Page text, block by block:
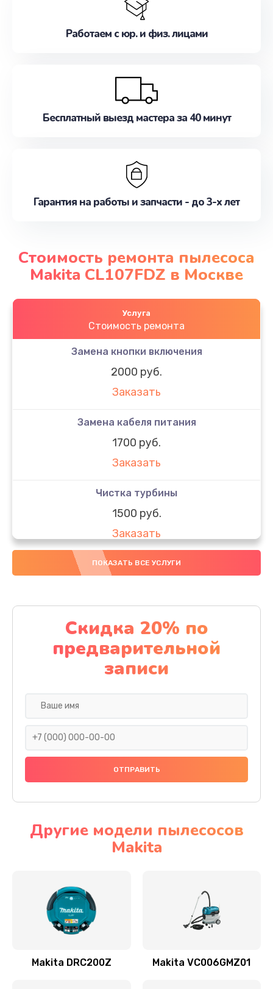
Работаем с юр. и физ. лицами
Бесплатный выезд мастера за 40 минут
Гарантия на работы и запчасти - до 3-х лет
Стоимость ремонта пылесоса
Makita CL107FDZ в Москве
Услуга
Стоимость ремонта
Замена кнопки включения
2000 руб.
Заказать
Замена кабеля питания
1700 руб.
Заказать
Чистка турбины
1500 руб.
Заказать
Замена турбины
Заказать
Замена шланга
1300 руб.
Заказать
Замена розетки питания
Проверка и замена предохранителей
Чистка и смазка подшипников
Ремонт системы автоматического встряхивания
Заказать
ПОКАЗАТЬ ВСЕ УСЛУГИ
Скидка 20% по
предварительной
записи
Другие модели пылесосов
Makita
Makita DRC200Z Makita VC006GMZ01